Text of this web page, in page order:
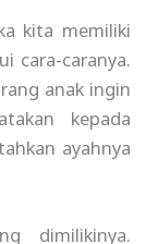
kita memiliki
cara-caranya.
anak ingin
kepada
ayahnya
dimilikinya.